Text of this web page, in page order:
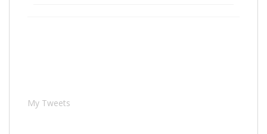
My Tweets